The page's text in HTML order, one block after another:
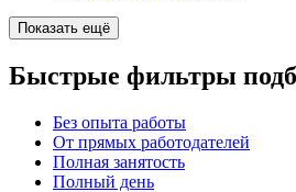
Показать ещё
Быстрые фильтры
Без опыта работы
От прямых работодателей
Полная занятость
Полный день